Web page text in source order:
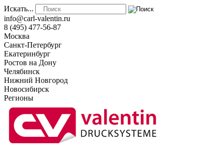
Искать...
info@carl-valentin.ru
8 (495) 477-56-87
Москва
Санкт-Петербург
Екатеринбург
Ростов на Дону
Челябинск
Нижний Новгород
Новосибирск
Регионы